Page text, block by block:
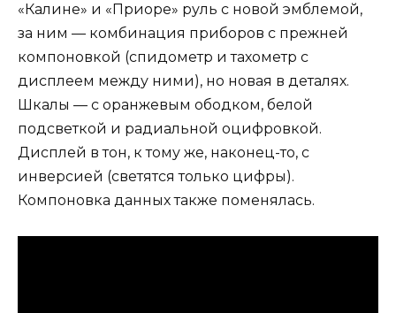
«Калине» и «Приоре» руль с новой эмблемой,
за ним — комбинация приборов с прежней
компоновкой (спидометр и тахометр с
дисплеем между ними), но новая в деталях.
Шкалы — с оранжевым ободком, белой
подсветкой и радиальной оцифровкой.
Дисплей в тон, к тому же, наконец-то, с
инверсией (светятся только цифры).
Компоновка данных также поменялась.